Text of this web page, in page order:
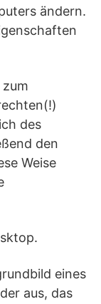
ändern.
des
den
Weise
eines
aus, das